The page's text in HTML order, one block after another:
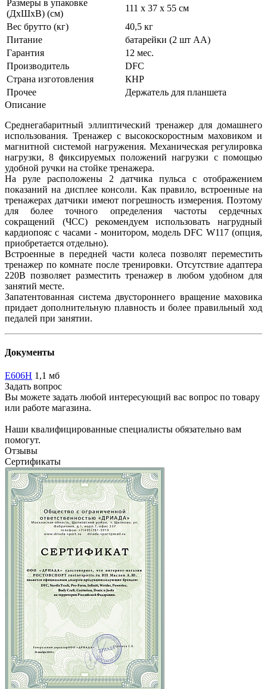
Размеры в упаковке
(ДхШхВ) (см)
111 х 37 х 55 см
Вес брутто (кг)
40,5 кг
Питание
батарейки (2 шт АА)
Гарантия
12 мес.
Производитель
DFC
Страна изготовления
КНР
Прочее
Держатель для планшета
Описание
Среднегабаритный эллиптический тренажер для домашнего
использования. Тренажер с высокоскоростным маховиком и
магнитной системой нагружения. Механическая регулировка
нагрузки, 8 фиксируемых положений нагрузки с помощью
удобной ручки на стойке тренажера.
На руле расположены 2 датчика пульса с отображением
показаний на дисплее консоли. Как правило, встроенные на
тренажерах датчики имеют погрешность измерения. Поэтому
для более точного определения частоты сердечных
сокращений (ЧСС) рекомендуем использовать нагрудный
кардиопояс с часами - монитором, модельDFC W117(опция,
приобретается отдельно).
Встроенные в передней части колеса позволят переместить
тренажер по комнате после тренировки. Отсутствие адаптера
220В позволяет разместить тренажер в любом удобном для
занятий месте.
Запатентованная система двустороннего вращение маховика
придает дополнительную плавность и более правильный ход
педалей при занятии.
Документы
E606H 1,1 мб
Задать вопрос
Вы можете задать любой интересующий вас вопрос по товару
или работе магазина.
Наши квалифицированные специалисты обязательно вам
помогут.
Отзывы
Сертификаты